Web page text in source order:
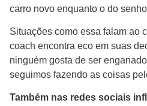
carro novo enquanto o do
Situações como essa falam ao
coach encontra eco em suas
ninguém gosta de ser
seguimos fazendo as coisas
Também nas redes sociais